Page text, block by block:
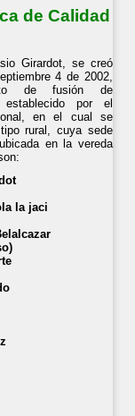
de Calidad
Girardot, se creó
4 de 2002,
de fusión de
establecido por el
en el cual se
rural, cuya sede
en la vereda
Girardot
la jaci
de Belalcazar
Ricaurte
Caicedo
Meseta
de Muñoz
Bolívar
Mejía